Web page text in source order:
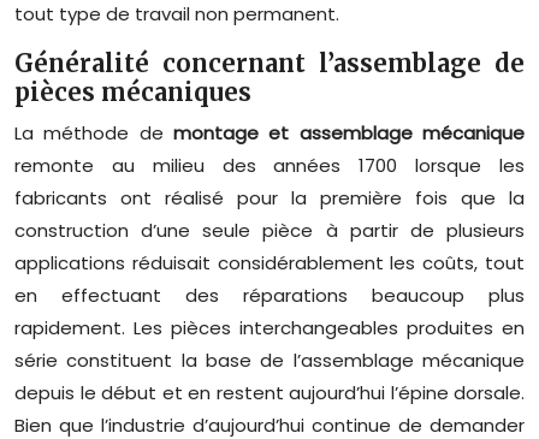
tout type de travail non permanent.
Généralité concernant l’assemblage de
pièces mécaniques
La méthode de montage et assemblage mécanique
remonte au milieu des années 1700 lorsque les
fabricants ont réalisé pour la première fois que la
construction d’une seule pièce à partir de plusieurs
applications réduisait considérablement les coûts, tout
en effectuant des réparations beaucoup plus
rapidement. Les pièces interchangeables produites en
série constituent la base de l’assemblage mécanique
depuis le début et en restent aujourd’hui l’épine dorsale.
Bien que l’industrie d’aujourd’hui continue de demander